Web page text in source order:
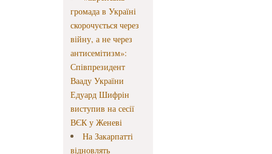
громада в Україні
скорочується через
війну, а не через
антисемітизм»:
Співпрезидент
Вааду України
Едуард Шифрін
виступив на сесії
ВЄК у Женеві
На Закарпатті
відновлять